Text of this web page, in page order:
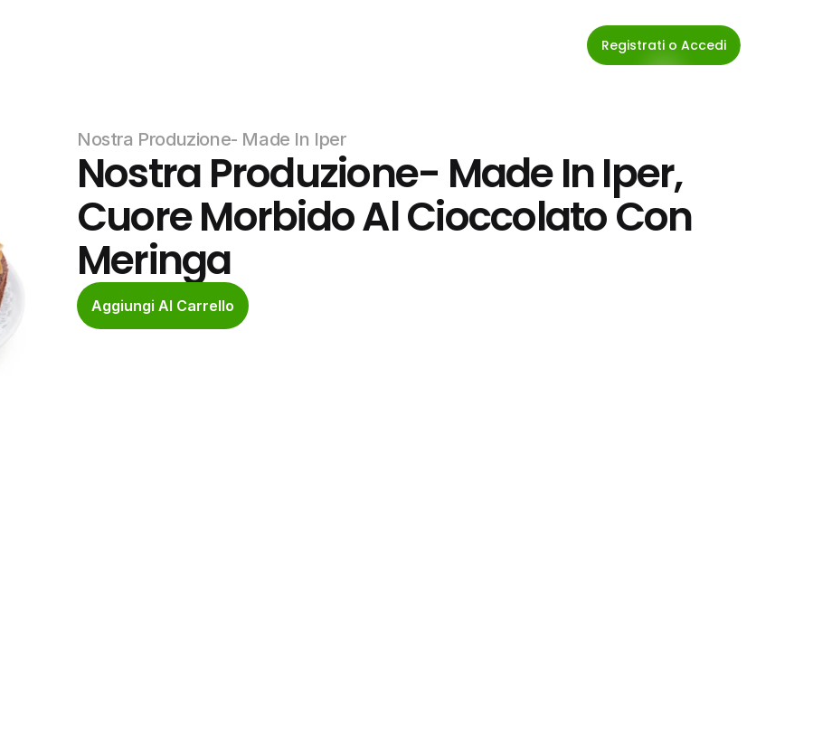
Registrati o Accedi
Nostra Produzione- Made In Iper
Nostra Produzione- Made In Iper,
Cuore Morbido Al Cioccolato Con
Meringa
Aggiungi Al Carrello